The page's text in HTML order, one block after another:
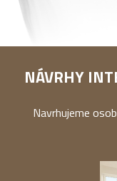
NÁVRHY
Navrhujeme